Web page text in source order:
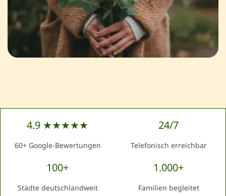
4.9 ★★★★★
60+ Google-Bewertungen
24/7
Telefonisch erreichbar
100+
Städte deutschlandweit
1.000+
Familien begleitet